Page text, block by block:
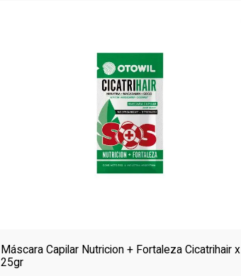
Máscara Capilar Nutricion + Fortaleza Cicatrihair x
25gr